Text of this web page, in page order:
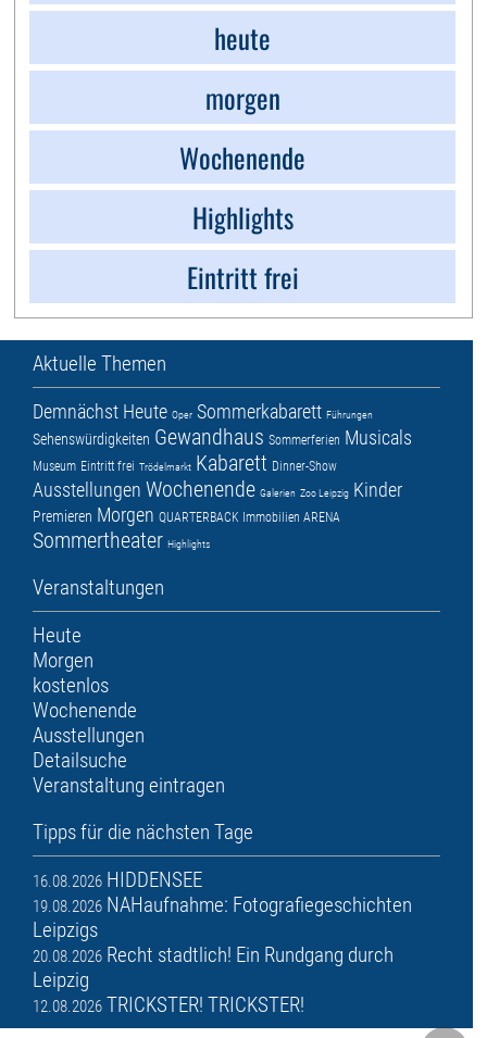
heute
morgen
Wochenende
Highlights
Eintritt frei
Aktuelle Themen
Demnächst Heute Oper Sommerkabarett Führungen
Sehenswürdigkeiten Gewandhaus Sommerferien Musicals
Museum Eintritt frei Trödelmarkt Kabarett Dinner-Show
Ausstellungen Wochenende Galerien Zoo Leipzig Kinder
Premieren Morgen QUARTERBACK Immobilien ARENA
Sommertheater Highlights
Veranstaltungen
Heute
Morgen
kostenlos
Wochenende
Ausstellungen
Detailsuche
Veranstaltung eintragen
Tipps für die nächsten Tage
16.08.2026 HIDDENSEE
19.08.2026 NAHaufnahme: Fotografiegeschichten
Leipzigs
20.08.2026 Recht stadtlich! Ein Rundgang durch
Leipzig
12.08.2026 TRICKSTER! TRICKSTER!